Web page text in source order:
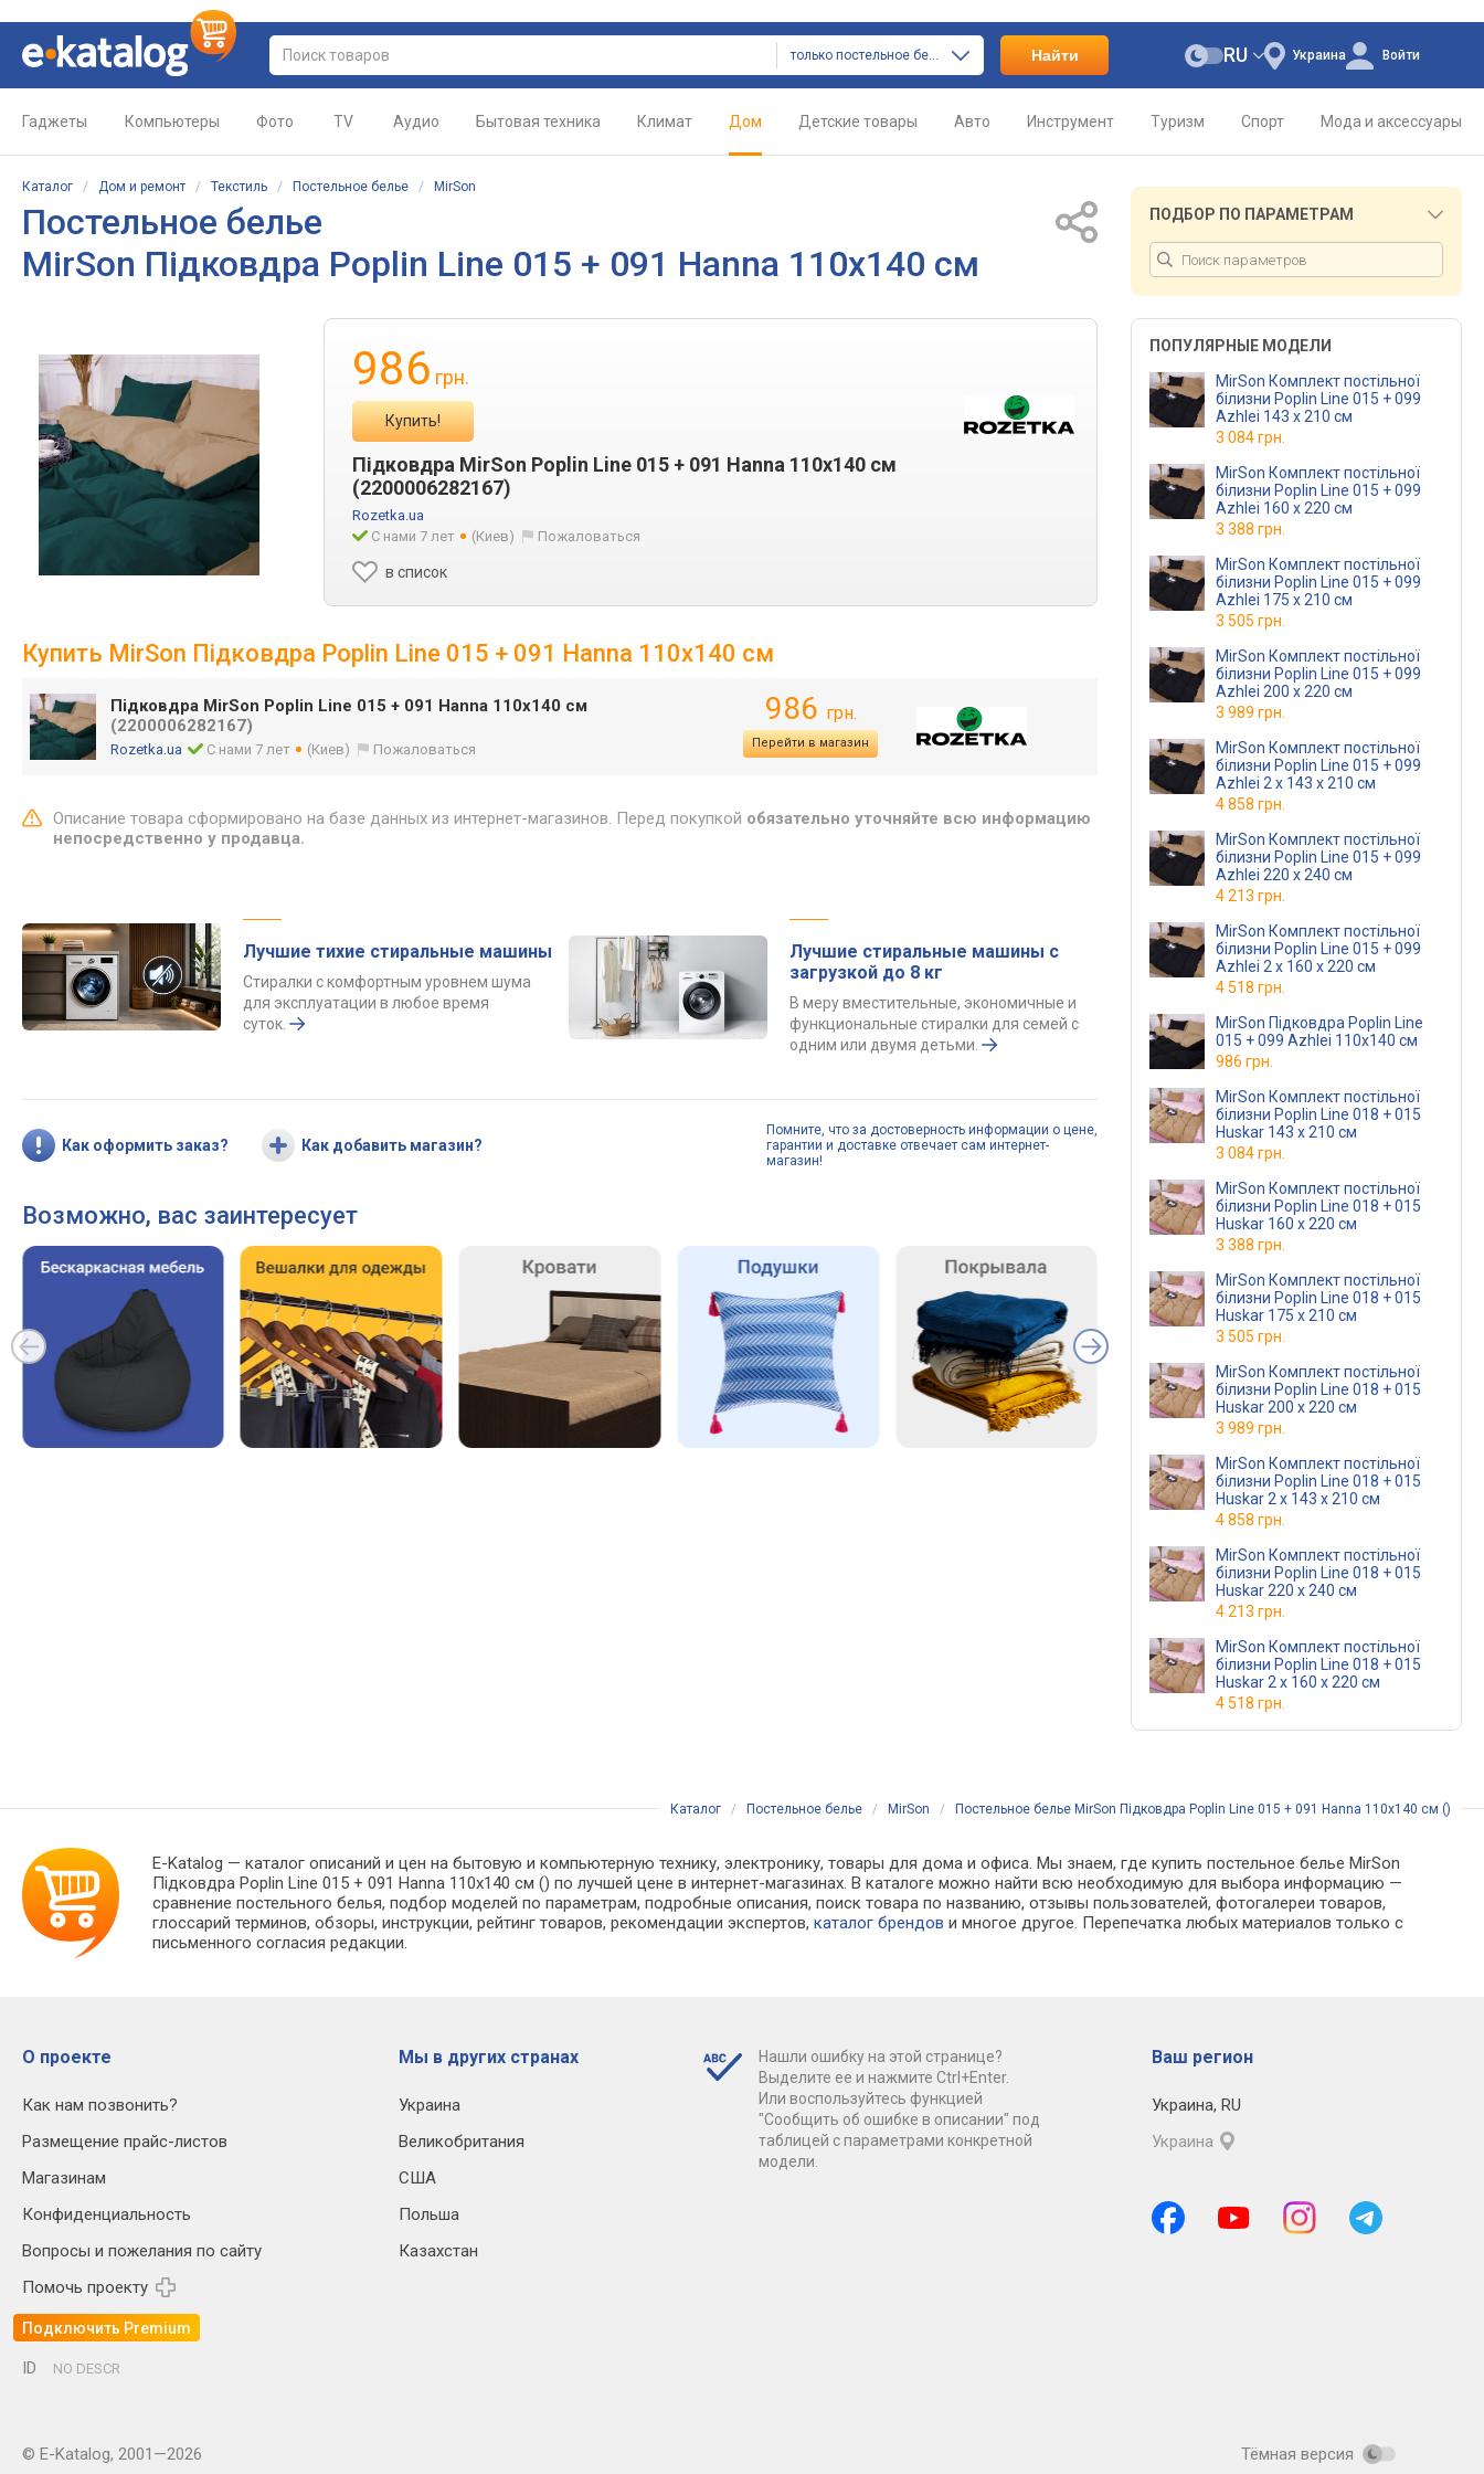
только постельное белье Найти Украина
RU Войти
Гаджеты Компьютеры Фото TV Аудио Бытовая техника Климат Дом Детские товары Авто Инструмент Туризм Спорт Мода и аксессуары
Каталог / Дом и ремонт / Текстиль / Постельное белье / MirSon
Постельное белье
MirSon Підковдра Poplin Line 015 + 091 Hanna 110х140 см
986 грн.
Купить!
Підковдра MirSon Poplin Line 015 + 091 Hanna 110х140 см
(2200006282167)
Rozetka.ua
С нами 7 лет
(Киев) Пожаловаться
в список
Купить MirSon Підковдра Poplin Line 015 + 091 Hanna 110х140 см
Підковдра MirSon Poplin Line 015 + 091 Hanna 110х140 см
(2200006282167)
Rozetka.ua С нами 7 лет (Киев) Пожаловаться
986 грн.
Перейти в магазин
Описание товара сформировано на базе данных из интернет-магазинов. Перед покупкой обязательно уточняйте всю информацию
непосредственно у продавца.
Лучшие тихие стиральные машины
Стиралки с комфортным уровнем шума
для эксплуатации в любое время
суток.
Лучшие стиральные машины с
загрузкой до 8 кг
В меру вместительные, экономичные и
функциональные стиралки для семей с
одним или двумя детьми.
Как оформить заказ? Как добавить магазин?
Помните, что за достоверность информации о цене,
гарантии и доставке отвечает сам интернет-
магазин!
Возможно, вас заинтересует
ПОДБОР ПО ПАРАМЕТРАМ
ПОПУЛЯРНЫЕ МОДЕЛИ
MirSon Комплект постільної
білизни Poplin Line 015 + 099
Azhlei 143 x 210 см
3 084 грн.
MirSon Комплект постільної
білизни Poplin Line 015 + 099
Azhlei 160 x 220 см
3 388 грн.
MirSon Комплект постільної
білизни Poplin Line 015 + 099
Azhlei 175 x 210 см
3 505 грн.
MirSon Комплект постільної
білизни Poplin Line 015 + 099
Azhlei 200 x 220 см
3 989 грн.
MirSon Комплект постільної
білизни Poplin Line 015 + 099
Azhlei 2 x 143 x 210 см
4 858 грн.
MirSon Комплект постільної
білизни Poplin Line 015 + 099
Azhlei 220 x 240 см
4 213 грн.
MirSon Комплект постільної
білизни Poplin Line 015 + 099
Azhlei 2 x 160 x 220 см
4 518 грн.
MirSon Підковдра Poplin Line
015 + 099 Azhlei 110х140 см
986 грн.
MirSon Комплект постільної
білизни Poplin Line 018 + 015
Huskar 143 x 210 см
3 084 грн.
MirSon Комплект постільної
білизни Poplin Line 018 + 015
Huskar 160 x 220 см
3 388 грн.
MirSon Комплект постільної
білизни Poplin Line 018 + 015
Huskar 175 x 210 см
3 505 грн.
MirSon Комплект постільної
білизни Poplin Line 018 + 015
Huskar 200 x 220 см
3 989 грн.
MirSon Комплект постільної
білизни Poplin Line 018 + 015
Huskar 2 x 143 x 210 см
4 858 грн.
MirSon Комплект постільної
білизни Poplin Line 018 + 015
Huskar 220 x 240 см
4 213 грн.
MirSon Комплект постільної
білизни Poplin Line 018 + 015
Huskar 2 x 160 x 220 см
4 518 грн.
Каталог / Постельное белье / MirSon / Постельное белье MirSon Підковдра Poplin Line 015 + 091 Hanna 110х140 см ()
E-Katalog — каталог описаний и цен на бытовую и компьютерную технику, электронику, товары для дома и офиса. Мы знаем, где купить постельное белье MirSon
Підковдра Poplin Line 015 + 091 Hanna 110х140 см () по лучшей цене в интернет-магазинах. В каталоге можно найти всю необходимую для выбора информацию —
сравнение постельного белья, подбор моделей по параметрам, подробные описания, поиск товара по названию, отзывы пользователей, фотогалереи товаров,
глоссарий терминов, обзоры, инструкции, рейтинг товаров, рекомендации экспертов,каталог брендов и многое другое. Перепечатка любых материалов только с
письменного согласия редакции.
О проекте
Как нам позвонить?
Размещение прайс-листов
Магазинам
Конфиденциальность
Вопросы и пожелания по сайту
Помочь проекту
Подключить Premium
Мы в других странах
Украина
Великобритания
США
Польша
Казахстан
Нашли ошибку на этой странице?
Выделите ее и нажмите Ctrl+Enter.
Или воспользуйтесь функцией
"Сообщить об ошибке в описании" под
таблицей с параметрами конкретной
модели.
Ваш регион
Украина, RU
Украина
ID NO DESCR
© E-Katalog, 2001—2026 Тёмная версия